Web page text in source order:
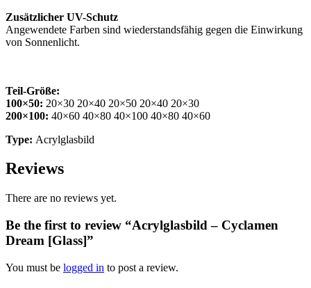
Zusätzlicher UV-Schutz
Angewendete Farben sind wiederstandsfähig gegen die Einwirkung
von Sonnenlicht.
Teil-Größe:
100×50: 20×30 20×40 20×50 20×40 20×30
200×100: 40×60 40×80 40×100 40×80 40×60
Type: Acrylglasbild
Reviews
There are no reviews yet.
Be the first to review “Acrylglasbild – Cyclamen
Dream [Glass]”
You must be logged in to post a review.